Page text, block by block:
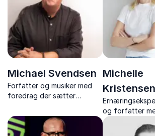
Michael Svendsen
Forfatter og musiker med
foredrag der sætter
og motivation på
dagsordenen
Michelle
Kristensen
og forfatter
om sundhed,
– altid med